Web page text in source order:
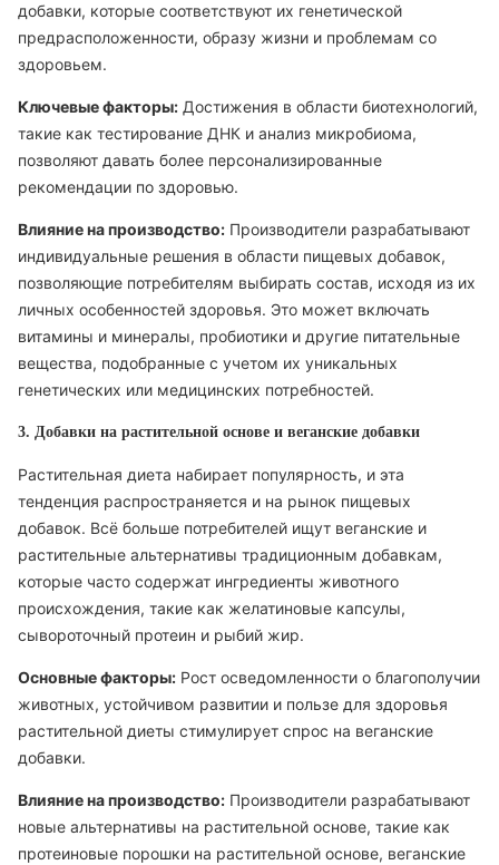
добавки, которые соответствуют их генетической
предрасположенности, образу жизни и проблемам со
здоровьем.
Ключевые факторы: Достижения в области биотехнологий,
такие как тестирование ДНК и анализ микробиома,
позволяют давать более персонализированные
рекомендации по здоровью.
Влияние на производство: Производители разрабатывают
индивидуальные решения в области пищевых добавок,
позволяющие потребителям выбирать состав, исходя из их
личных особенностей здоровья. Это может включать
витамины и минералы, пробиотики и другие питательные
вещества, подобранные с учетом их уникальных
генетических или медицинских потребностей.
3. Добавки на растительной основе и веганские добавки
Растительная диета набирает популярность, и эта
тенденция распространяется и на рынок пищевых
добавок. Всё больше потребителей ищут веганские и
растительные альтернативы традиционным добавкам,
которые часто содержат ингредиенты животного
происхождения, такие как желатиновые капсулы,
сывороточный протеин и рыбий жир.
Основные факторы: Рост осведомленности о благополучии
животных, устойчивом развитии и пользе для здоровья
растительной диеты стимулирует спрос на веганские
добавки.
Влияние на производство: Производители разрабатывают
новые альтернативы на растительной основе, такие как
протеиновые порошки на растительной основе, веганские